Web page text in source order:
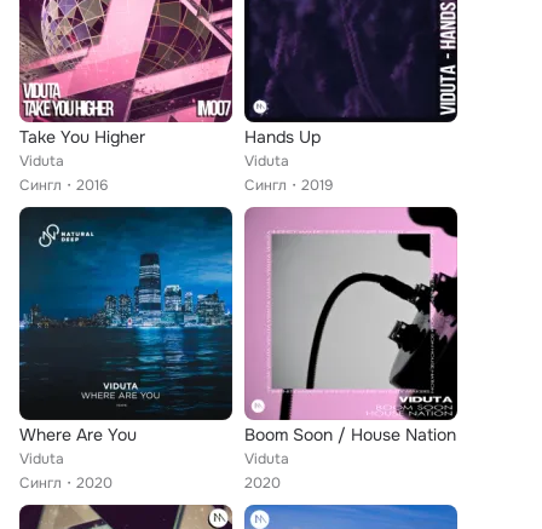
Take You Higher
Viduta
Сингл
2016
Hands Up
Viduta
Сингл
2019
Where Are You
Viduta
Сингл
2020
Boom Soon / House Nation
Viduta
2020